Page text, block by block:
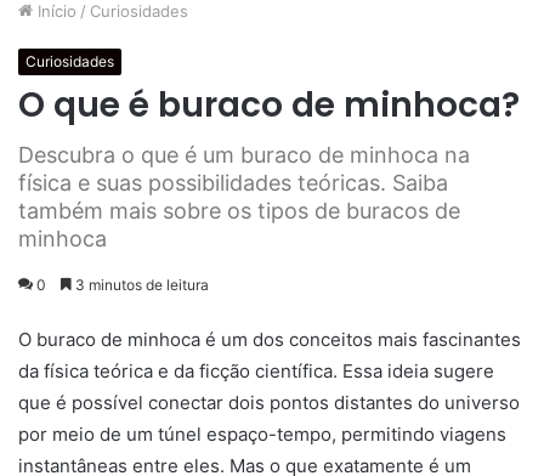
Início / Curiosidades
Curiosidades
O que é buraco de minhoca?
Descubra o que é um buraco de minhoca na
física e suas possibilidades teóricas. Saiba
também mais sobre os tipos de buracos de
minhoca
0 3 minutos de leitura
O buraco de minhoca é um dos conceitos mais fascinantes
da física teórica e da ficção científica. Essa ideia sugere
que é possível conectar dois pontos distantes do universo
por meio de um túnel espaço-tempo, permitindo viagens
instantâneas entre eles. Mas o que exatamente é um